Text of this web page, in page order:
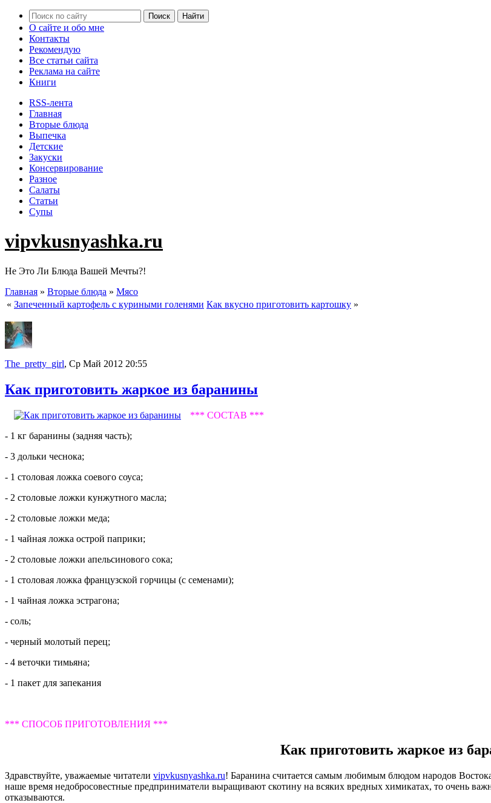
О сайте и обо мне
Контакты
Рекомендую
Все статьи сайта
Реклама на сайте
Книги
RSS-лента
Главная
Вторые блюда
Выпечка
Детские
Закуски
Консервирование
Разное
Салаты
Статьи
Супы
vipvkusnyashka.ru
Не Это Ли Блюда Вашей Мечты?!
Главная » Вторые блюда » Мясо
« Запеченный картофель с куриными голенями Как вкусно приготовить картошку »
The_pretty_girl, Ср Май 2012 20:55
Как приготовить жаркое из баранины
*** СОСТАВ ***
- 1 кг баранины (задняя часть);
- 3 дольки чеснока;
- 1 столовая ложка соевого соуса;
- 2 столовые ложки кунжутного масла;
- 2 столовые ложки меда;
- 1 чайная ложка острой паприки;
- 2 столовые ложки апельсинового сока;
- 1 столовая ложка французской горчицы (с семенами);
- 1 чайная ложка эстрагона;
- соль;
- черный молотый перец;
- 4 веточки тимьяна;
- 1 пакет для запекания
*** СПОСОБ ПРИГОТОВЛЕНИЯ ***
Как приготовить жаркое из
Здравствуйте, уважаемые читатели vipvkusnyashka.ru! Баранина считается самым любимым блюдом народов
наше время недобросовестные предприниматели выращивают скотину на всяких вредных химикатах, то очень
отказываются.